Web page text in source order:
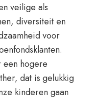
veilige als
diversiteit en
voor
een hogere
dat is gelukkig
kinderen gaan